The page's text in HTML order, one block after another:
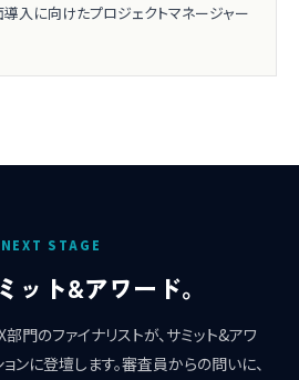
入に向けたプロジェクトマネージャー
NEXT STAGE
ット&アワード。
門のファイナリストが、サミット&アワ
ンに登壇します。審査員からの問いに、